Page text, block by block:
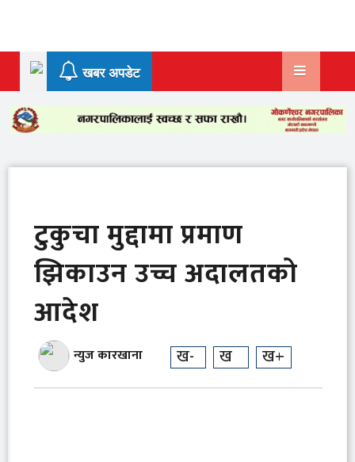
content
खबर अपडेट
टुकुचा मुद्दामा प्रमाण
झिकाउन उच्च अदालतको
आदेश
न्युज कारखाना ख- ख ख+